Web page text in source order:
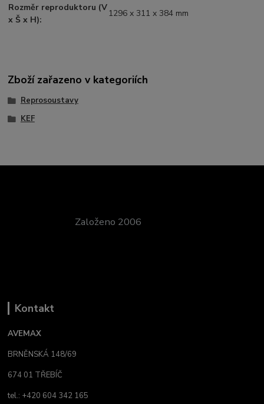
Rozměr reproduktoru (V
x Š x H):
1296 x 311 x 384 mm
Zboží zařazeno v kategoriích
Reprosoustavy
KEF
Založeno 2006
Kontakt
AVEMAX
BRNĚNSKÁ 148/69
674 01 TŘEBÍČ
tel.: +420 604 342 165